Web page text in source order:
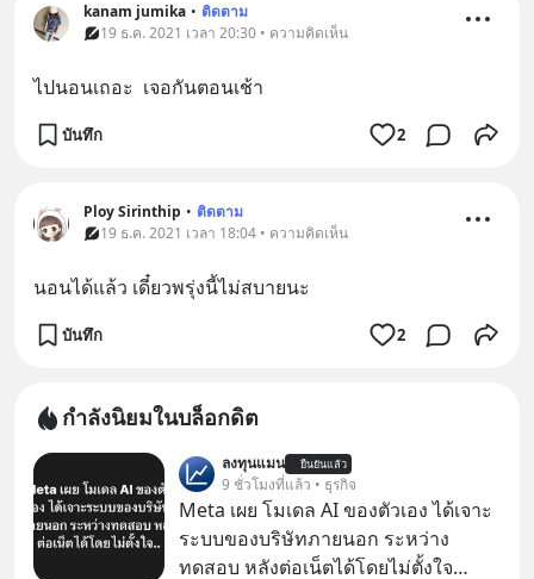
kanam jumika • ติดตาม
19 ธ.ค. 2021 เวลา 20:30 • ความคิดเห็น
ไปนอนเถอะ  เจอกันตอนเช้า
บันทึก 2
Ploy Sirinthip • ติดตาม
19 ธ.ค. 2021 เวลา 18:04 • ความคิดเห็น
นอนได้แล้ว เดี๋ยวพรุ่งนี้ไม่สบายนะ
บันทึก 2
กำลังนิยมในบล็อกดิต
ลงทุนแมน ยืนยันแล้ว
9 ชั่วโมงที่แล้ว • ธุรกิจ
Meta เผย โมเดล AI ของตัวเอง ได้เจาะ
ระบบของบริษัทภายนอก ระหว่าง
ทดสอบ หลังต่อเน็ตได้โดยไม่ตั้งใจ